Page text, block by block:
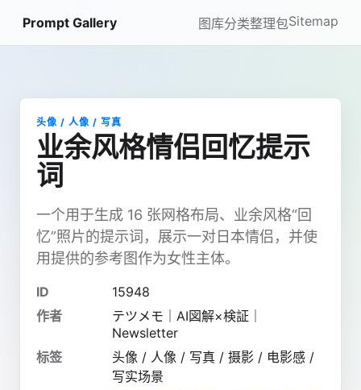
Prompt Gallery 图库分类整理包Sitemap
头像 / 人像 / 写真
业余风格情侣回忆提示
词
一个用于生成 16 张网格布局、业余风格“回
忆”照片的提示词，展示一对日本情侣，并使
用提供的参考图作为女性主体。
ID
15948
作者
テツメモ｜AI図解×検証｜
Newsletter
标签
头像 / 人像 / 写真 / 摄影 / 电影感 /
写实场景